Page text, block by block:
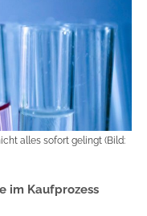
alles sofort gelingt (Bild:
im Kaufprozess